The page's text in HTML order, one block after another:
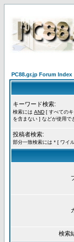
PC88.gr.jp Forum Index
キーワード検索:
検索には AND [ すべての
を含まない ] などが使用で
投稿者検索:
部分一致検索には * [ ワイ
検索